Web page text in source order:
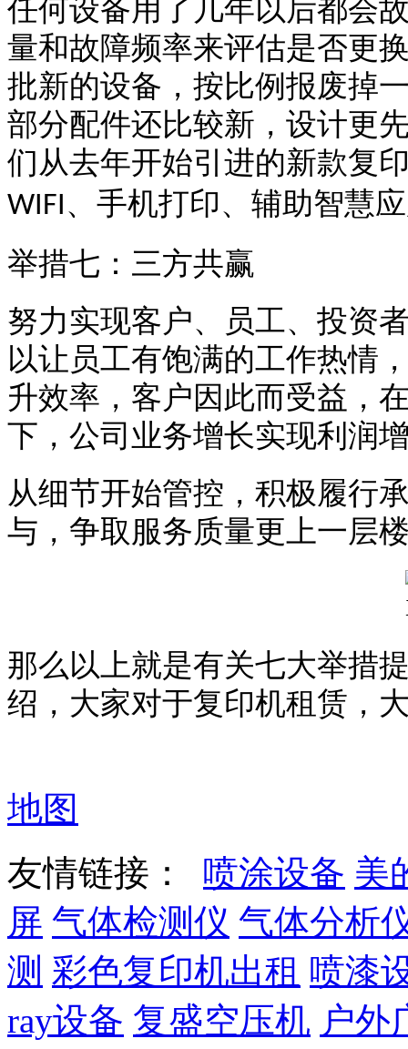
任何设备用了几年以后都会
量和故障频率来评估是否更
批新的设备，按比例报废掉
部分配件还比较新，设计更
们从去年开始引进的新款复
WIFI、手机打印、辅助智慧
举措七：三方共赢
努力实现客户、员工、投资
以让员工有饱满的工作热情
升效率，客户因此而受益，
下，公司业务增长实现利润
从细节开始管控，积极履行
与，争取服务质量更上一层
那么以上就是有关七大举措
绍，大家对于复印机租赁，
地图
友情链接： 喷涂设备 美
屏 气体检测仪 气体分析
测 彩色复印机出租 喷漆
ray设备 复盛空压机 户外